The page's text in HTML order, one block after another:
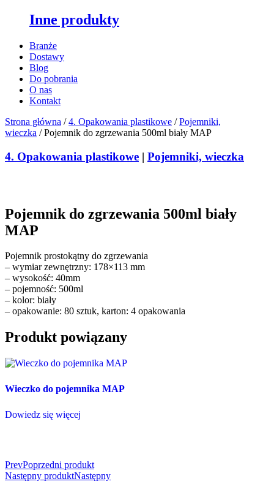
Inne produkty
Branże
Dostawy
Blog
Do pobrania
O nas
Kontakt
Strona główna /4. Opakowania plastikowe /Pojemniki,
wieczka / Pojemnik do zgrzewania 500ml biały MAP
4. Opakowania plastikowe | Pojemniki, wieczka
Pojemnik do zgrzewania 500ml biały
MAP
Pojemnik prostokątny do zgrzewania
– wymiar zewnętrzny: 178×113 mm
– wysokość: 40mm
– pojemność: 500ml
– kolor: biały
– opakowanie: 80 sztuk, karton: 4 opakowania
Produkt powiązany
Wieczko do pojemnika MAP
Dowiedz się więcej
PrevPoprzedni produkt
Następny produktNastępny